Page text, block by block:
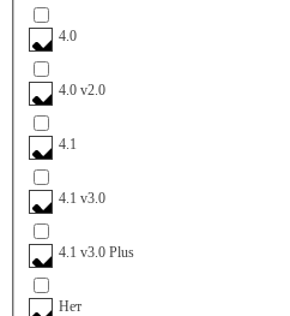
4.0
4.0 v2.0
4.1
4.1 v3.0
4.1 v3.0 Plus
Нет